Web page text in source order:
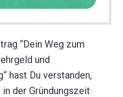
“Dein Weg zum
und
hast Du verstanden,
der Gründungszeit